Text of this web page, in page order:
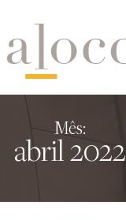
Mês:
abril 2022